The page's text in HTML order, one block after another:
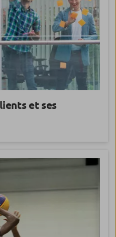
et ses